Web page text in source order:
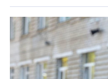
региона отметил, что на ...